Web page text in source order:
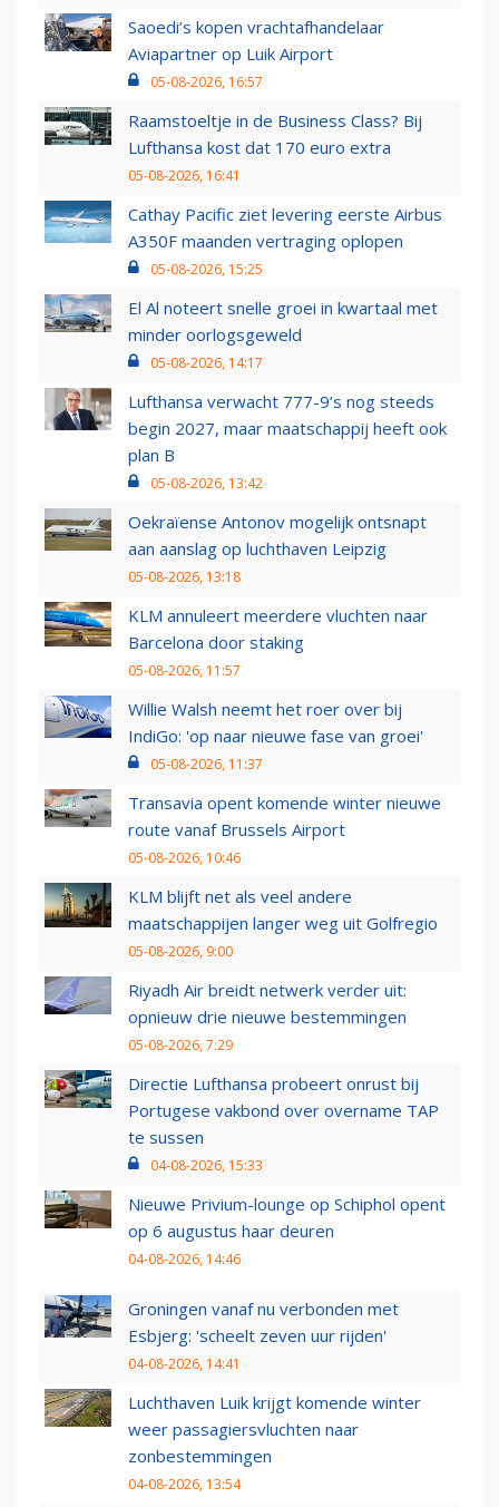
Saoedi’s kopen vrachtafhandelaar
Aviapartner op Luik Airport
05-08-2026, 16:57
Raamstoeltje in de Business Class? Bij
Lufthansa kost dat 170 euro extra
05-08-2026, 16:41
Cathay Pacific ziet levering eerste Airbus
A350F maanden vertraging oplopen
05-08-2026, 15:25
El Al noteert snelle groei in kwartaal met
minder oorlogsgeweld
05-08-2026, 14:17
Lufthansa verwacht 777-9’s nog steeds
begin 2027, maar maatschappij heeft ook
plan B
05-08-2026, 13:42
Oekraïense Antonov mogelijk ontsnapt
aan aanslag op luchthaven Leipzig
05-08-2026, 13:18
KLM annuleert meerdere vluchten naar
Barcelona door staking
05-08-2026, 11:57
Willie Walsh neemt het roer over bij
IndiGo: 'op naar nieuwe fase van groei'
05-08-2026, 11:37
Transavia opent komende winter nieuwe
route vanaf Brussels Airport
05-08-2026, 10:46
KLM blijft net als veel andere
maatschappijen langer weg uit Golfregio
05-08-2026, 9:00
Riyadh Air breidt netwerk verder uit:
opnieuw drie nieuwe bestemmingen
05-08-2026, 7:29
Directie Lufthansa probeert onrust bij
Portugese vakbond over overname TAP
te sussen
04-08-2026, 15:33
Nieuwe Privium-lounge op Schiphol opent
op 6 augustus haar deuren
04-08-2026, 14:46
Groningen vanaf nu verbonden met
Esbjerg: 'scheelt zeven uur rijden'
04-08-2026, 14:41
Luchthaven Luik krijgt komende winter
weer passagiersvluchten naar
zonbestemmingen
04-08-2026, 13:54